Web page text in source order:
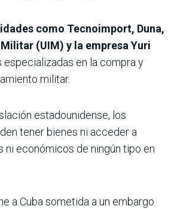
como Tecnoimport, Duna,
(UIM) y la empresa Yuri
especializadas en la compra y
militar.
estadounidense, los
tener bienes ni acceder a
ni económicos de ningún tipo en
a Cuba sometida a un embargo